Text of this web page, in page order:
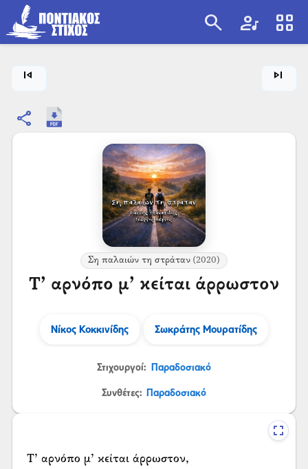
search artist view_cozy
skip_previous skip_next
share
Ση παλαιών τη στράταν (2020)
Τ’ αρνόπο μ’ κείται άρρωστον
Νίκος Κοκκινίδης Σωκράτης Μουρατίδης
Στιχουργοί: Παραδοσιακό
Συνθέτες: Παραδοσιακό
Τ’ αρνόπο μ’ κείται άρρωστον,